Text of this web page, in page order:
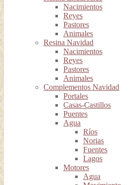
Nacimientos
Reyes
Pastores
Animales
Resina Navidad
Nacimientos
Reyes
Pastores
Animales
Complementos Navidad
Portales
Casas-Castillos
Puentes
Agua
Ríos
Norias
Fuentes
Lagos
Motores
Agua